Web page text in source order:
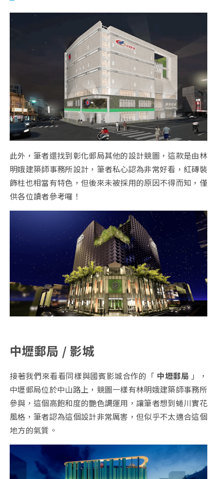
此外，筆者還找到彰化郵局其他的設計競圖，這款是由林
明娥建築師事務所設計，筆者私心認為非常好看，紅磚裝
飾柱也相當有特色，但後來未被採用的原因不得而知，僅
供各位讀者參考囉！
中壢郵局 / 影城
接著我們來看看同樣與國賓影城合作的「 中壢郵局 」，
中壢郵局位於中山路上，競圖一樣有林明娥建築師事務所
參與，這個高飽和度的艷色調運用，讓筆者想到蜷川實花
風格，筆者認為這個設計非常厲害，但似乎不太適合這個
地方的氣質。